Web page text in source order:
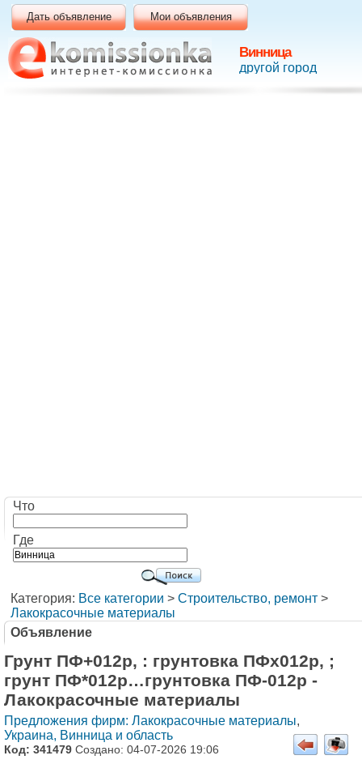
Винница
другой город
Дать объявление Мои объявления
Что
Где
Категория: Все категории > Строительство, ремонт >
Лакокрасочные материалы
Объявление
Грунт ПФ+012р, : грунтовка ПФх012р, ;
грунт ПФ*012р…грунтовка ПФ-012р -
Лакокрасочные материалы
Предложения фирм: Лакокрасочные материалы,
Украина, Винница и область
Код: 341479 Создано: 04-07-2026 19:06